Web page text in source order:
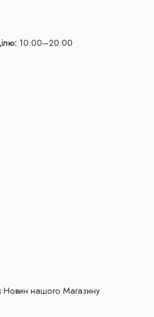
10:00–20:00
Новин нашого Магазину